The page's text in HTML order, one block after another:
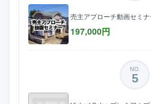
売主アプローチ動画セミナ
197,000円
NO.
5